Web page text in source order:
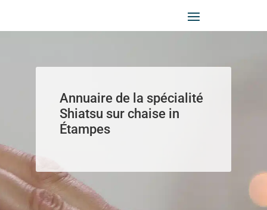
Annuaire de la spécialité
Shiatsu sur chaise in
Étampes